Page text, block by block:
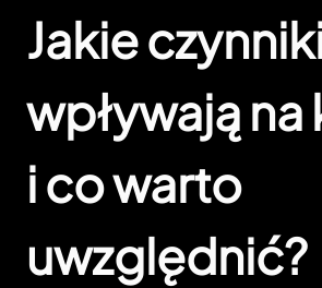
Jakie
wpływają na
i co warto
uwzględnić?